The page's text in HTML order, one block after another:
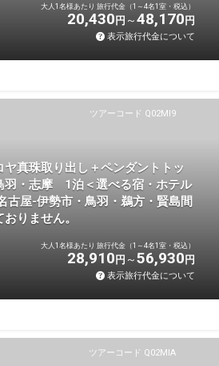
大人1名様あたり 旅行代金（1～4名1室・税込）
20,430 円 48,170 円
表示旅行代金について
ツアーコード Q02MI9
ヤ真珠取り出し＋ペンダントトッ
羽・志摩 1泊＜選べる宿・ホテル
屋-伊勢市・鳥羽・鵜方・賢島間
りません。
大人1名様あたり 旅行代金（1～4名1室・税込）
28,910 円 56,930 円
表示旅行代金について
ツアーコード Q02MIA